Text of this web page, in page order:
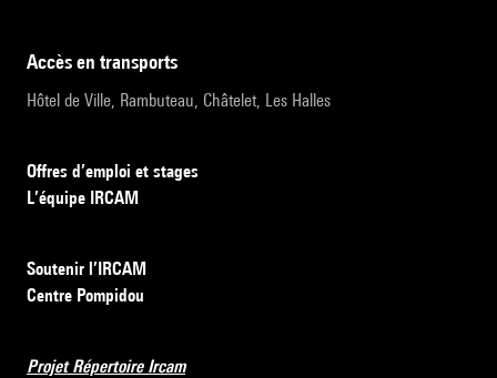
accès en transports
Hôtel de Ville, Rambuteau, Châtelet, Les Halles
Offres d’emploi et stages
L’équipe IRCAM
Soutenir l’IRCAM
Centre Pompidou
Projet Répertoire Ircam